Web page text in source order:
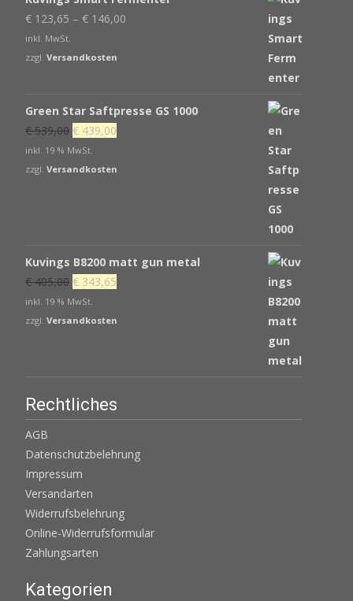
€ 123,65 – € 146,00
inkl. MwSt.
zzgl. Versandkosten
Green Star Saftpresse GS 1000
€539,00 Ursprünglicher
Preis
war:
€ 439,00
ist:
inkl. 19 % MwSt.
zzgl. Versandkosten
Kuvings B8200 matt gun metal
€405,00 Ursprünglicher
Preis
war:
€ 343,65
ist:
inkl. 19 % MwSt.
zzgl. Versandkosten
Rechtliches
AGB
Datenschutzbelehrung
Impressum
Versandarten
Widerrufsbelehrung
Online-Widerrufsformular
Zahlungsarten
Kategorien